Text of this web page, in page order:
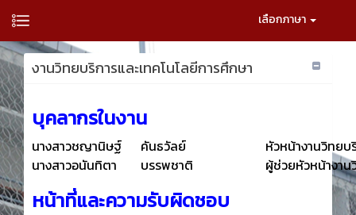
เลือกภาษา
งานวิทยบริการและเทคโนโลยีการศึกษา
บุคลากรในงาน
นางสาวชญานิษฐ์ คันธวัลย์
หัวหน้างานวิทย
นางสาวอนันทิตา
บรรพชาติ ผู้ช่วยหัวหน้างา
หน้าที่และความรับผิดชอบ